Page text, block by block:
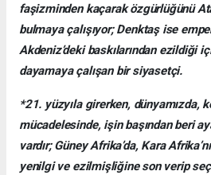
faşizminden kaçarak özgürlüğünü
bulmaya çalışıyor; Denktaş ise
Akdeniz’deki baskılarından ezildiği
dayamaya çalışan bir siyasetçi.
*21. yüzyıla girerken, dünyamızda,
mücadelesinde, işin başından beri
vardır; Güney Afrika’da, Kara
yenilgi ve ezilmişliğine son verip